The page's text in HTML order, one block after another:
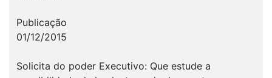
Publicação
01/12/2015
Solicita do poder Executivo: Que estude a